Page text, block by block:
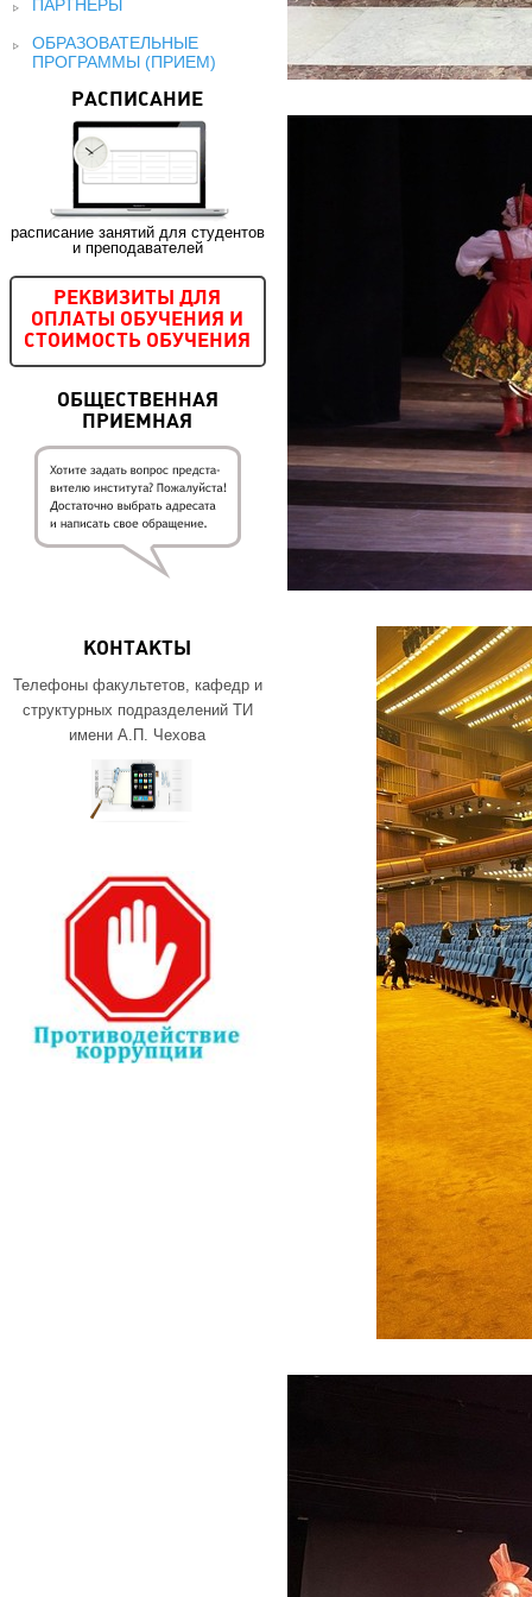
ПАРТНЕРЫ
ОБРАЗОВАТЕЛЬНЫЕ
ПРОГРАММЫ (ПРИЕМ)
РАСПИСАНИЕ
расписание занятий для студентов
и преподавателей
РЕКВИЗИТЫ ДЛЯ
ОПЛАТЫ ОБУЧЕНИЯ И
СТОИМОСТЬ ОБУЧЕНИЯ
ОБЩЕСТВЕННАЯ
ПРИЕМНАЯ
КОНТАКТЫ
Телефоны факультетов, кафедр и
структурных подразделений ТИ
имени А.П. Чехова